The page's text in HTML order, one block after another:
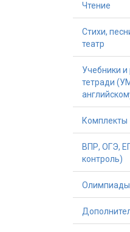
Чтение
Стихи,
театр
Учебники и
тетради
Комплекты
ВПР, ОГЭ,
контроль)
Олимпиады